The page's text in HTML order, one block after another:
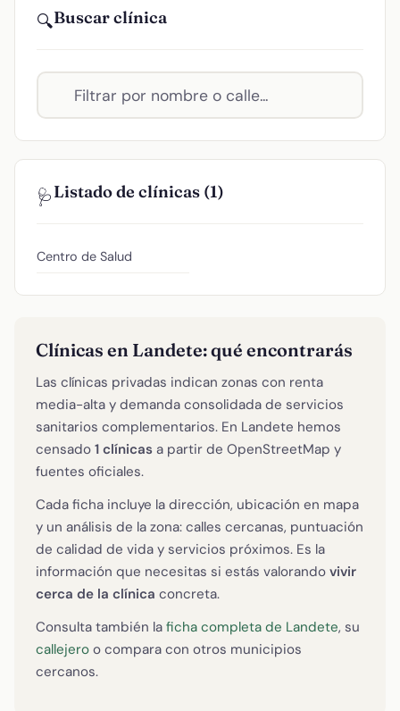
🔍Buscar clínica
🩺Listado de clínicas (1)
Centro de Salud
Clínicas en Landete: qué encontrarás
Las clínicas privadas indican zonas con renta
media-alta y demanda consolidada de servicios
sanitarios complementarios. En Landete hemos
censado 1 clínicas a partir de OpenStreetMap y
fuentes oficiales.
Cada ficha incluye la dirección, ubicación en mapa
y un análisis de la zona: calles cercanas, puntuación
de calidad de vida y servicios próximos. Es la
información que necesitas si estás valorando vivir
cerca de la clínica concreta.
Consulta también la ficha completa de Landete, su
callejero o compara con otros municipios
cercanos.